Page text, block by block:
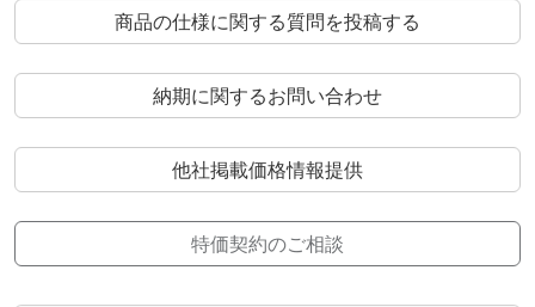
商品の仕様に関する質問を投稿する
納期に関するお問い合わせ
他社掲載価格情報提供
特価契約のご相談